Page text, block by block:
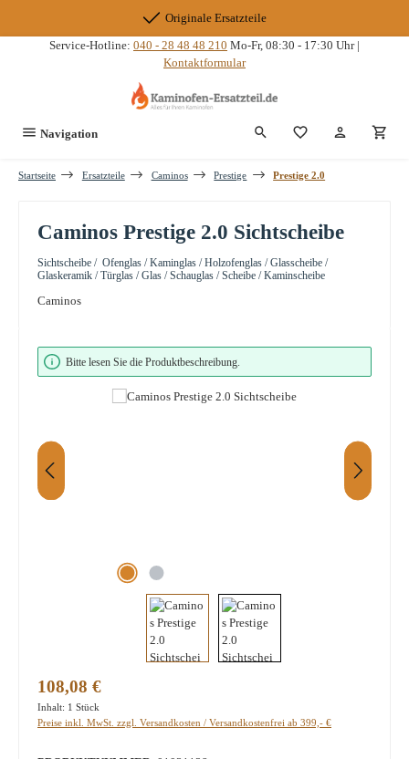
Originale Ersatzteile
Service-Hotline: 040 - 28 48 48 210 Mo-Fr, 08:30 - 17:30 Uhr |
Kontaktformular
Navigation Du hast 0
Startseite Ersatzteile Caminos Prestige Prestige 2.0
Caminos Prestige 2.0 Sichtscheibe
Sichtscheibe / Ofenglas / Kaminglas / Holzofenglas / Glasscheibe /
Glaskeramik / Türglas / Glas / Schauglas / Scheibe / Kaminscheibe
Caminos
Bildergalerie überspringen
Bitte lesen Sie die Produktbeschreibung.
Regulärer Preis:
108,08 €
Inhalt: 1 Stück
Preise inkl. MwSt. zzgl. Versandkosten / Versandkostenfrei ab 399,- €